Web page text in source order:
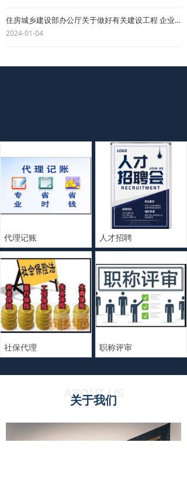
ABOUT US
关于我们
代理记账 人才招聘
社保代理 职称评审
住房城乡建设部办公厅关于做好有关建设工程 企业资质证书换领和延续工作的通知
2024-01-04